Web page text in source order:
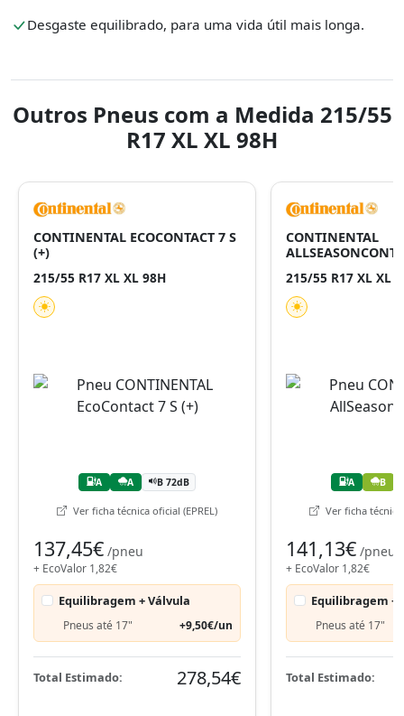
Desgaste equilibrado, para uma vida útil mais longa.
Outros Pneus com a Medida 215/55
R17 XL XL 98H
CONTINENTAL ECOCONTACT 7 S
(+)
215/55 R17 XL XL 98H
A A B 72dB
Ver ficha técnica oficial (EPREL)
137,45€ /pneu
+ EcoValor 1,82€
Equilibragem + Válvula
Pneus até 17" +9,50€/un
Total Estimado: 278,54€
CONTINENTAL
215/55 R17 XL XL
A B
Ver ficha técnica
141,13€ /pneu
+ EcoValor 1,82€
Equilibragem +
Pneus até 17"
Total Estimado: